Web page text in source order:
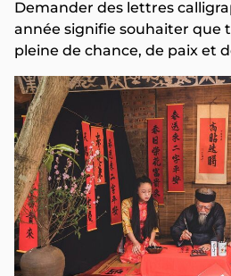
Demander des lettres
année signifie souhaiter que
pleine de chance, de paix et